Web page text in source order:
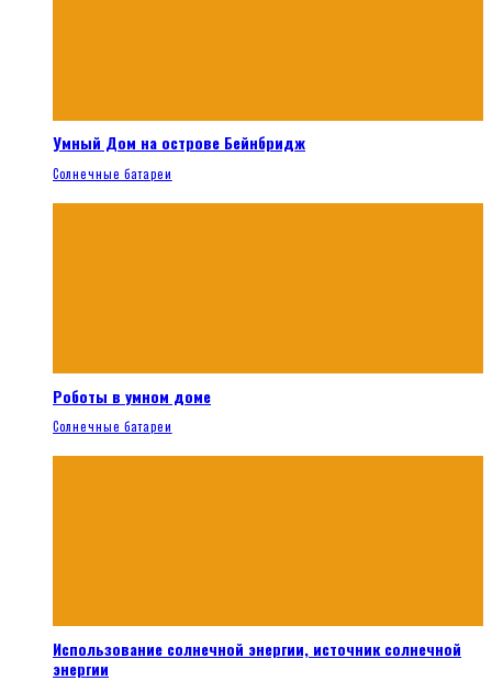
Умный Дом на острове Бейнбридж
Солнечные батареи
Роботы в умном доме
Солнечные батареи
Использование солнечной энергии, источник солнечной
энергии